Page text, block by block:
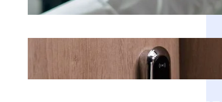
Fechaduras Digitais: Guia Completo
para Escolher a Melhor Opção para
Sua Segurança